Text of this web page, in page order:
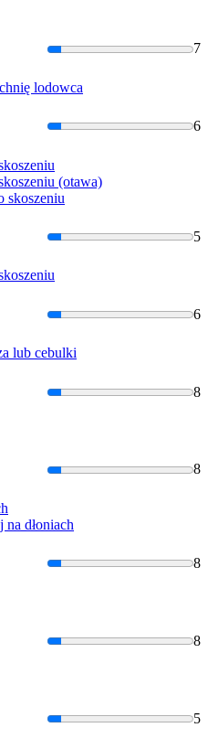
7
lodowca
6
(otawa)
skoszeniu
5
6
lub cebulki
8
8
na dłoniach
8
8
5